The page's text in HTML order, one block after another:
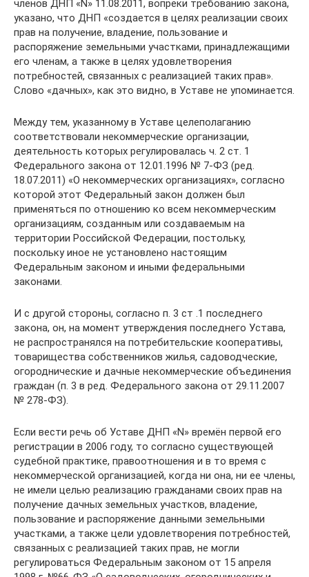
членов ДНП «N» 11.08.2011, вопреки требованию закона,
указано, что ДНП «создается в целях реализации своих
прав на получение, владение, пользование и
распоряжение земельными участками, принадлежащими
его членам, а также в целях удовлетворения
потребностей, связанных с реализацией таких прав».
Слово «дачных», как это видно, в Уставе не упоминается.
Между тем, указанному в Уставе целеполаганию
соответствовали некоммерческие организации,
деятельность которых регулировалась ч. 2 ст. 1
Федерального закона от 12.01.1996 № 7-ФЗ (ред.
18.07.2011) «О некоммерческих организациях», согласно
которой этот Федеральный закон должен был
применяться по отношению ко всем некоммерческим
организациям, созданным или создаваемым на
территории Российской Федерации, постольку,
поскольку иное не установлено настоящим
Федеральным законом и иными федеральными
законами.
И с другой стороны, согласно п. 3 ст .1 последнего
закона, он, на момент утверждения последнего Устава,
не распространялся на потребительские кооперативы,
товарищества собственников жилья, садоводческие,
огороднические и дачные некоммерческие объединения
граждан (п. 3 в ред. Федерального закона от 29.11.2007
№ 278-ФЗ).
Если вести речь об Уставе ДНП «N» времён первой его
регистрации в 2006 году, то согласно существующей
судебной практике, правоотношения и в то время с
некоммерческой организацией, когда ни она, ни ее члены,
не имели целью реализацию гражданами своих прав на
получение дачных земельных участков, владение,
пользование и распоряжение данными земельными
участками, а также цели удовлетворения потребностей,
связанных с реализацией таких прав, не могли
регулироваться Федеральным законом от 15 апреля